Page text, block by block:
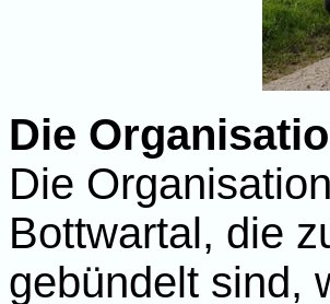
Die
Die
Bottwartal, die
gebündelt sind,